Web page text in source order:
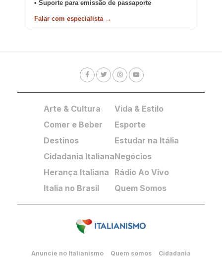
• Suporte para emissão de passaporte
Falar com especialista →
Arte & Cultura
Comer e Beber
Destinos
Cidadania Italiana
Herança Italiana
Italia no Brasil
Vida & Estilo
Esporte
Estudar na Itália
Negócios
Rádio Ao Vivo
Quem Somos
Anuncie no Italianismo Quem somos Cidadania